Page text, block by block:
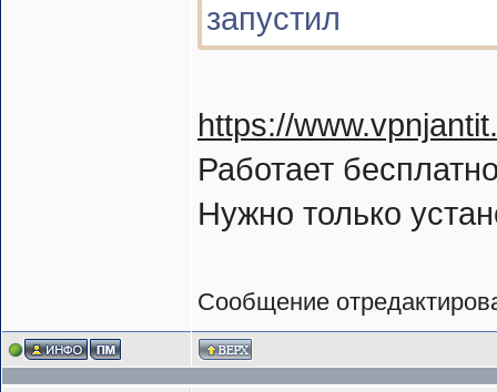
запустил
https://
Работает
Нужно только
Сообщение